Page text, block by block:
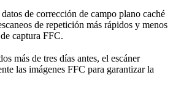
de corrección de campo plano caché
de repetición más rápidos y menos
captura FFC.
más de tres días antes, el escáner
las imágenes FFC para garantizar la